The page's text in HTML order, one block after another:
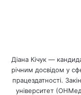
Діана Кічук —
річним досвідом у
працездатності.
університет